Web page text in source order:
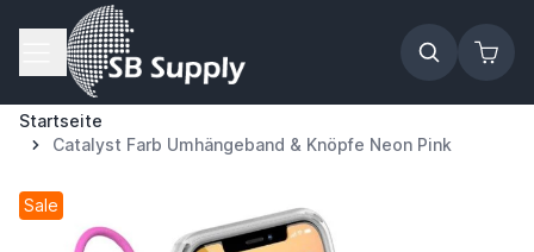
Zum Inhalt springen
Startseite
Catalyst Farb Umhängeband & Knöpfe Neon Pink
Sale